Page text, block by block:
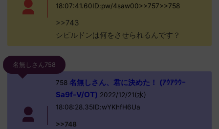
18:07:41.60ID:pw/4saw00>>757>>758
>>743
シビルドンは何をさせられるんです？
名無しさん758
758名無しさん、君に決めた！ (ｱｳｱｳｳｰ
Sa9f-V/OT) 2022/12/21(水)
18:08:28.35ID:wYKhfH6Ua
>>748